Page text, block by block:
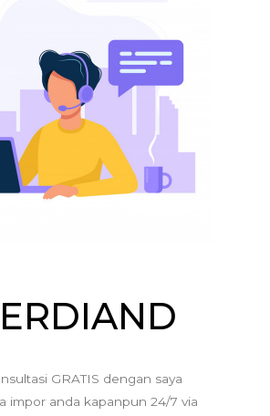
GRATIS dengan saya
impor anda kapanpun 24/7 via